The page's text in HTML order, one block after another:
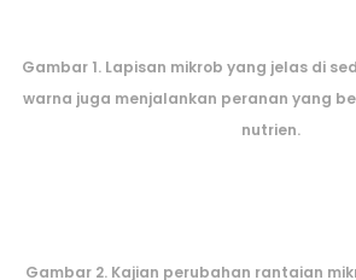
Gambar 1. Lapisan mikrob yang jelas di
warna juga menjalankan peranan yang
nutrien.
Gambar 2. Kajian perubahan rantaian